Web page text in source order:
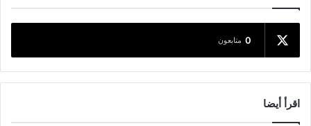
0 متابعون
اقرأ أيضا